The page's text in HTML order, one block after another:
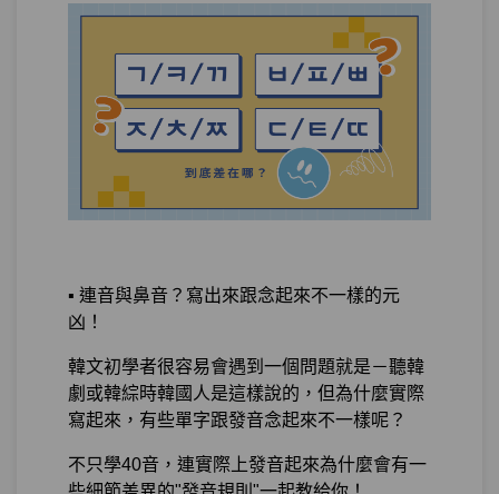
隨堂小考6
單元4 안 V vs. 못V
第15章：
噓寒問暖聊近況：어머！我可以說這麼長
的句子了？（過去式）
測驗1
單元2 我在漢江和朴寶劍吃炸雞：-에서
在，-하고和
14:46
單元3 星期六晚上我和朴寶劍在漢江吃了
11:48
▪️ 連音與鼻音？寫出來跟念起來不一樣的元
凶！
韓文初學者很容易會遇到一個問題就是－聽韓
劇或韓綜時韓國人是這樣說的，但為什麼實際
寫起來，有些單字跟發音念起來不一樣呢？
不只學40音，連實際上發音起來為什麼會有一